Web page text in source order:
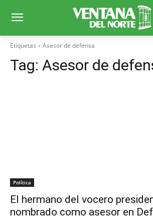
Etiquetas Asesor de defensa
Tag: Asesor de
Política
El hermano del vocero
nombrado como asesor en